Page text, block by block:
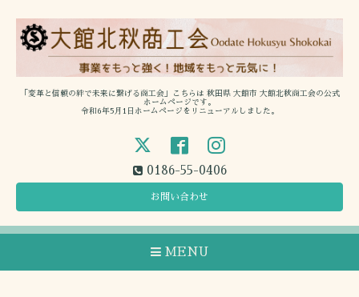
「変革と信頼の絆で未来に繋げる商工会」こちらは 秋田県 大館市 大館北秋商工会の公式
ホームページです。
令和6年5月1日ホームページをリニューアルしました。
0186-55-0406
お問い合わせ
MENU